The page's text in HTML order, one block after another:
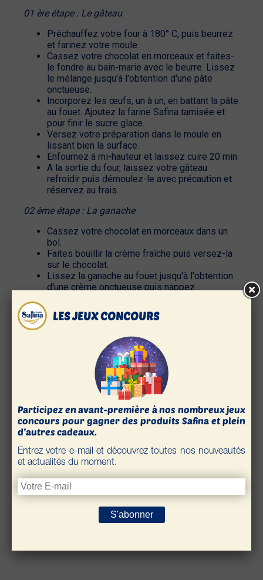
01 ère étape : Le gâteau
Préchauffez votre four à 180° C, puis beurrez
et farinez votre moule.
Cassez votre chocolat en morceaux et faites-
le fondre au bain-marie avec le beurre. Lissez
le mélange jusqu'à l'obtention d'une pâte
onctueuse.
Incorporez les œufs, un à un, en battant la pâte
au fouet. Ajoutez la farine Safina tamisée et
pour finir le sucre glace.
Versez votre préparation dans le moule en
lissant bien la surface.
Enfournez à mi-hauteur et laissez cuire 20 min
A la sortie du four, laissez votre gâteau
refroidir puis démoulez-le avec précaution et
réservez au frais.
02 ème étape : La ganache
Cassez votre chocolat en morceaux dans un
bol.
Faites bouillir la crème fraîche puis versez-la
sur le chocolat.
Lissez la ganache au fouet jusqu'à l'obtention
d'une crème onctueuse puis nappez
souple.
Finition :
Décorez votre gâteau selon vos envies